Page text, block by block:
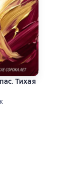
Тихая
0 на основе 0